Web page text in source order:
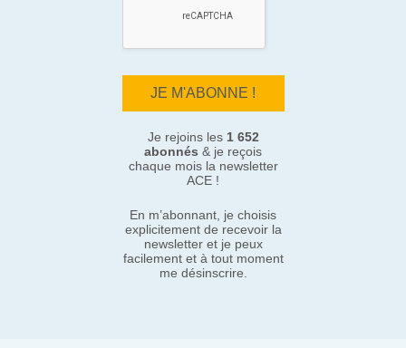
Je rejoins les 1 652
abonnés & je reçois
chaque mois la newsletter
ACE !
En m’abonnant, je choisis
explicitement de recevoir la
newsletter et je peux
facilement et à tout moment
me désinscrire.